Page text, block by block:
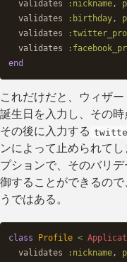
validates
:nickname,
validates
:birthday,
validates
validates
end
これだけだと、ウィザ
誕生日を入力し、その
その後に入力する
ンによって止められてし
プションで、そのバリ
御することができるの
うではある。
class Profile <
validates
:nickname,